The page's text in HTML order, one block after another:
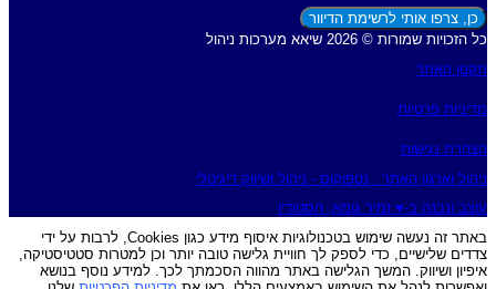
כן, צרפו אותי לרשימת הדיוור
כל הזכויות שמורות © 2026 שיאא מערכות ניהול
תקנון האתר
מדיניות פרטיות
הצהרת נגישות
ניהול וארגון האתר : נטפוקוס - ניהול ושיווק דיגיטלי
עוצב ונבנה ב-♥︎ זמיר גומא, הסטודיו
באתר זה נעשה שימוש בטכנולוגיות איסוף מידע כגון Cookies, לרבות על ידי
צדדים שלישיים, כדי לספק לך חוויית גלישה טובה יותר וכן למטרות סטטיסטיקה,
איפיון ושיווק. המשך הגלישה באתר מהווה הסכמתך לכך. למידע נוסף בנושא